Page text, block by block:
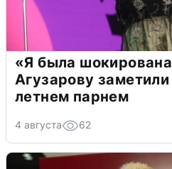
«Я была
Агузарову
летнем парнем
4 августа 62